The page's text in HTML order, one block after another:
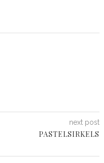
next post
PASTELSIRKELS